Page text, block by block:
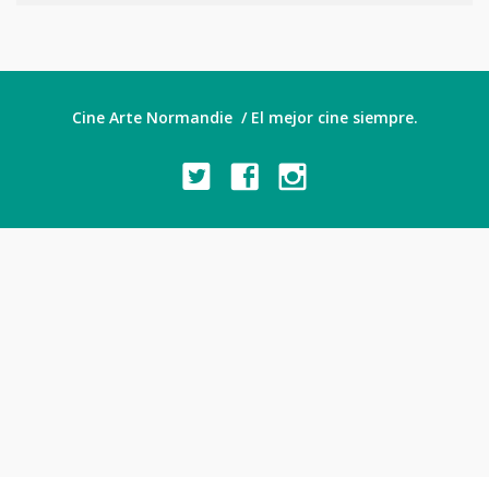
Cine Arte Normandie / El mejor cine siempre.